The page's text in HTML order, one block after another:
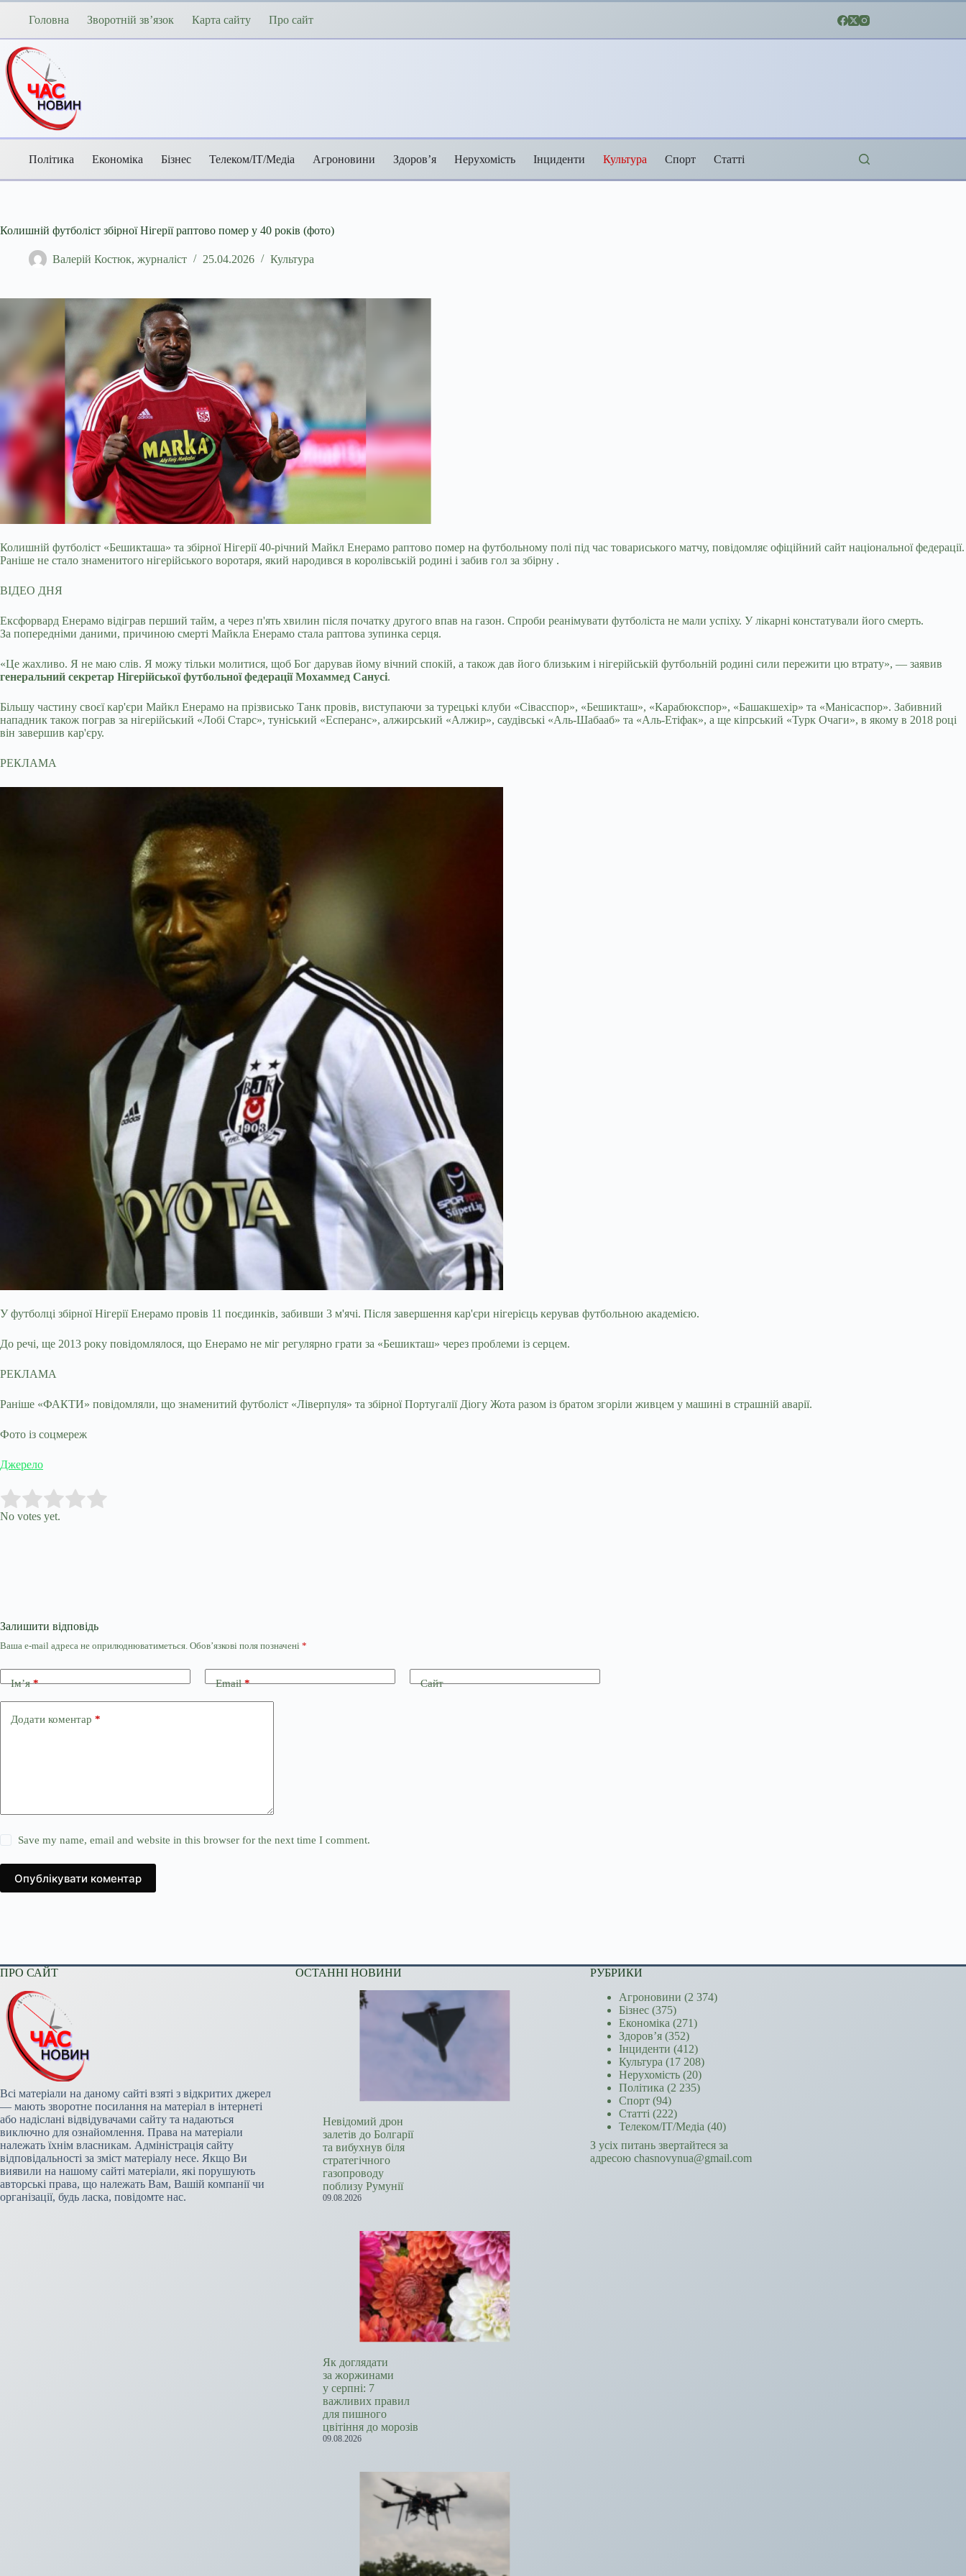
Перейти
Головна Зворотній зв’язок Карта сайту Про сайт
Політика Економіка Бізнес Телеком/ІТ/Медіа Агроновини Здоров’я Нерухомість Інциденти Культура Спорт Статті
Колишній футболіст збірної Нігерії раптово помер у 40 років (фото)
Валерій Костюк, журналіст 25.04.2026 Культура
Колишній футболіст «Бешикташа» та збірної Нігерії 40-річний Майкл Енерамо раптово помер на футбольному полі під час товариського матчу, повідомляє офіційний сайт національної федерації.
Раніше не стало знаменитого нігерійського воротаря, який народився в королівській родині і забив гол за збірну .
ВІДЕО ДНЯ
Ексфорвард Енерамо відіграв перший тайм, а через п'ять хвилин після початку другого впав на газон. Спроби реанімувати футболіста не мали успіху. У лікарні констатували його смерть.
За попередніми даними, причиною смерті Майкла Енерамо стала раптова зупинка серця.
«Це жахливо. Я не маю слів. Я можу тільки молитися, щоб Бог дарував йому вічний спокій, а також дав його близьким і нігерійській футбольній родині сили пережити цю втрату», — заявив
генеральний секретар Нігерійської футбольної федерації Мохаммед Санусі.
Більшу частину своєї кар'єри Майкл Енерамо на прізвисько Танк провів, виступаючи за турецькі клуби «Сівасспор», «Бешикташ», «Карабюкспор», «Башакшехір» та «Манісаспор». Забивний
нападник також пограв за нігерійський «Лобі Старс», туніський «Есперанс», алжирський «Алжир», саудівські «Аль-Шабааб» та «Аль-Етіфак», а ще кіпрський «Турк Очаги», в якому в 2018 році
він завершив кар'єру.
РЕКЛАМА
У футболці збірної Нігерії Енерамо провів 11 поєдинків, забивши 3 м'ячі. Після завершення кар'єри нігерієць керував футбольною академією.
До речі, ще 2013 року повідомлялося, що Енерамо не міг регулярно грати за «Бешикташ» через проблеми із серцем.
РЕКЛАМА
Раніше «ФАКТИ» повідомляли, що знаменитий футболіст «Ліверпуля» та збірної Португалії Діогу Жота разом із братом згоріли живцем у машині в страшній аварії.
Фото із соцмереж
Джерело
Rate this item:
No votes yet.
Залишити відповідь
Ваша e-mail адреса не оприлюднюватиметься. Обов’язкові поля позначені *
Ім’я* Email* Сайт
Додати коментар *
Save my name, email and website in this browser for the next time I comment.
Опублікувати коментар
ПРО САЙТ
Всі матеріали на даному сайті взяті з відкритих джерел
— мають зворотне посилання на матеріал в інтернеті
або надіслані відвідувачами сайту та надаються
виключно для ознайомлення. Права на матеріали
належать їхнім власникам. Адміністрація сайту
відповідальності за зміст матеріалу несе. Якщо Ви
виявили на нашому сайті матеріали, які порушують
авторські права, що належать Вам, Вашій компанії чи
організації, будь ласка, повідомте нас.
ОСТАННІ НОВИНИ
Невідомий дрон
залетів до Болгарії
та вибухнув біля
стратегічного
газопроводу
поблизу Румунії
09.08.2026
Як доглядати
за жоржинами
у серпні: 7
важливих правил
для пишного
цвітіння до морозів
09.08.2026
РУБРИКИ
Агроновини (2 374)
Бізнес (375)
Економіка (271)
Здоров’я (352)
Інциденти (412)
Культура (17 208)
Нерухомість (20)
Політика (2 235)
Спорт (94)
Статті (222)
Телеком/ІТ/Медіа (40)
З усіх питань звертайтеся за
адресою chasnovynua@gmail.com